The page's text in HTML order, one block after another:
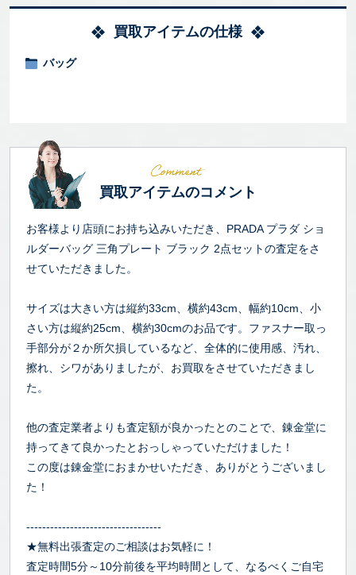
買取アイテムの仕様
バッグ
買取アイテムのコメント
お客様より店頭にお持ち込みいただき、PRADA プラダ ショ
ルダーバッグ 三角プレート ブラック 2点セットの査定をさ
せていただきました。
サイズは大きい方は縦約33cm、横約43cm、幅約10cm、小
さい方は縦約25cm、横約30cmのお品です。ファスナー取っ
手部分が２か所欠損しているなど、全体的に使用感、汚れ、
擦れ、シワがありましたが、お買取をさせていただきまし
た。
他の査定業者よりも査定額が良かったとのことで、錬金堂に
持ってきて良かったとおっしゃっていただけました！
この度は錬金堂におまかせいただき、ありがとうございまし
た！
----------------------------------
★無料出張査定のご相談はお気軽に！
査定時間5分～10分前後を平均時間として、なるべくご自宅